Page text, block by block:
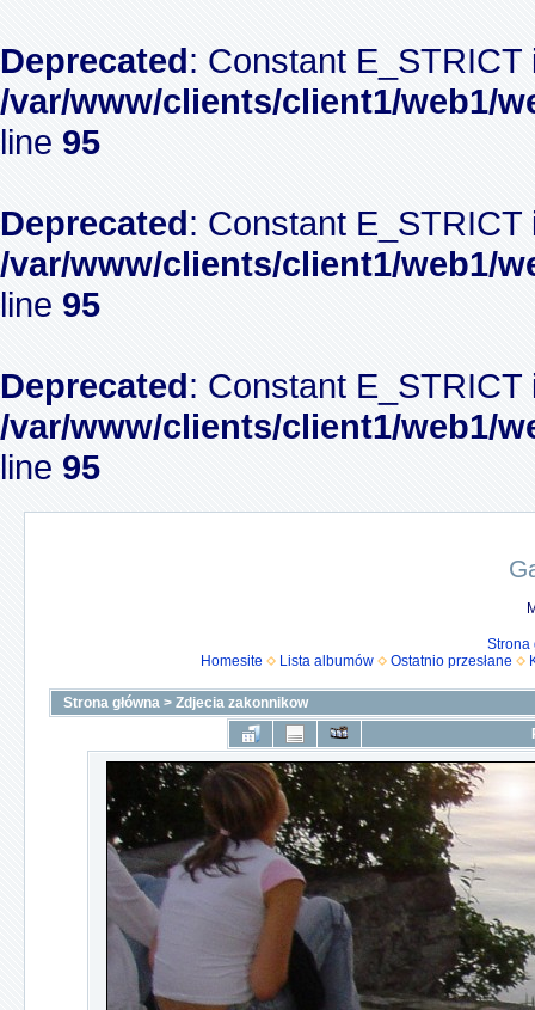
Deprecated: Constant
/var/www/clients/client1/web1/
line 95
Deprecated: Constant
/var/www/clients/client1/web1/
line 95
Deprecated: Constant
/var/www/clients/client1/web1/
line 95
Strona
Homesite
Lista albumów Ostatnio przesłane
Strona główna > Zdjecia zakonnikow